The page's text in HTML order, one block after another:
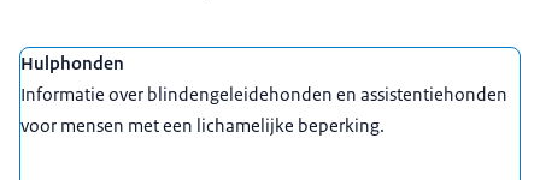
Uitgelicht
Hulphonden
Informatie over blindengeleidehonden en assistentiehonden
voor mensen met een lichamelijke beperking.